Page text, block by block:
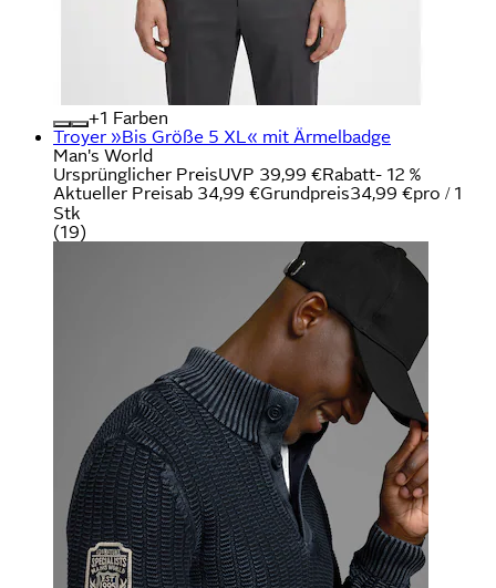
+
Farben
Troyer »Bis Größe 5 XL« mit Ärmelbadge
Man's World
Ursprünglicher PreisUVP 39,99 €Rabatt- 12 %
Aktueller Preisab 34,99 €Grundpreis34,99 €pro / 1
Stk
(19)